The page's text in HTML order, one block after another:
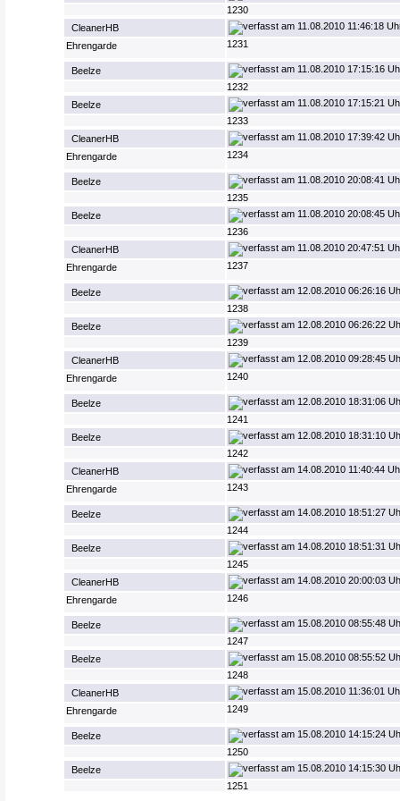
1230
CleanerHB
11.08.2010 11:46:18
Ehrengarde
1231
Beelze 11.08.2010 17:15:16
1232
Beelze
11.08.2010 17:15:21
1233
CleanerHB
11.08.2010 17:39:42
Ehrengarde
1234
Beelze 11.08.2010 20:08:41
1235
Beelze
11.08.2010 20:08:45
1236
CleanerHB
11.08.2010 20:47:51
Ehrengarde
1237
Beelze 12.08.2010 06:26:16
1238
Beelze
12.08.2010 06:26:22
1239
CleanerHB
12.08.2010 09:28:45
Ehrengarde
1240
Beelze 12.08.2010 18:31:06
1241
Beelze
12.08.2010 18:31:10
1242
CleanerHB
14.08.2010 11:40:44
Ehrengarde
1243
Beelze 14.08.2010 18:51:27
1244
Beelze
14.08.2010 18:51:31
1245
CleanerHB
14.08.2010 20:00:03
Ehrengarde
1246
Beelze 15.08.2010 08:55:48
1247
Beelze
15.08.2010 08:55:52
1248
CleanerHB
15.08.2010 11:36:01
Ehrengarde
1249
Beelze 15.08.2010 14:15:24
1250
Beelze
15.08.2010 14:15:30
1251